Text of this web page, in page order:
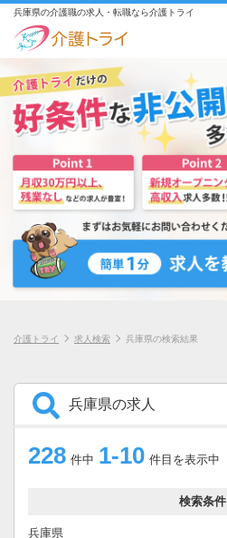
兵庫県の介護職の求人・転職なら介護トライ
介護トライ 求人検索 兵庫県の検索結果
兵庫県の求人
228 件中 1-10 件目を表示中
検索条件
兵庫県